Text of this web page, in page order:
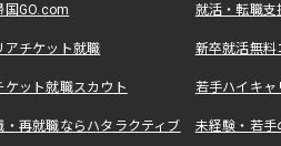
国GO.com 就活・転職
アチケット就職 新卒就活無料
ット就職スカウト 若手ハイキ
再就職ならハタラクティブ 未経験・若手